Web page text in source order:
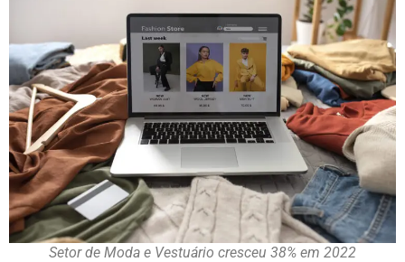
Setor de Moda e Vestuário cresceu 38% em 2022